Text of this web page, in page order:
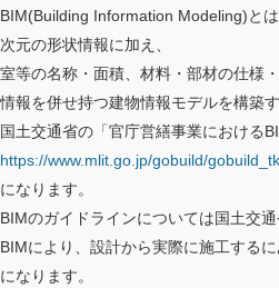
BIM(Building Information Modeling)と
次元の形状情報に加え、
室等の名称・面積、材料・部材の仕様
情報を併せ持つ建物情報モデルを構築す
国土交通省の「官庁営繕事業における
https://www.mlit.go.jp/gobuild/
になります。
BIMのガイドラインについては国土交通
BIMにより、設計から実際に施工する
になります。